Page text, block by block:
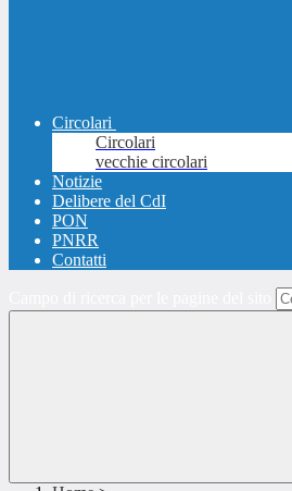
Circolari
Circolari
vecchie circolari
Notizie
Delibere del CdI
PON
PNRR
Contatti